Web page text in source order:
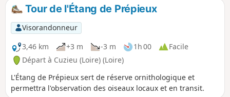
Tour de l'Étang de Prépieux
Visorandonneur
3,46 km
+3 m -3 m 1h 00
Facile
Départ à Cuzieu (Loire) (Loire)
L'Étang de Prépieux sert de réserve ornithologique et
permettra l'observation des oiseaux locaux et en transit.